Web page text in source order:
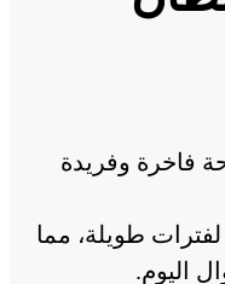
فاخرة وفريدة
لفترات طويلة، مما
اليوم.